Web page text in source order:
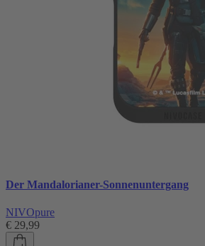
Der Mandalorianer-Sonnenuntergang
NIVOpure
€ 29,99